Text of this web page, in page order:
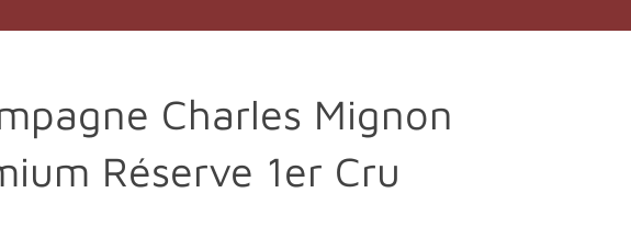
Charles Mignon
Réserve 1er Cru